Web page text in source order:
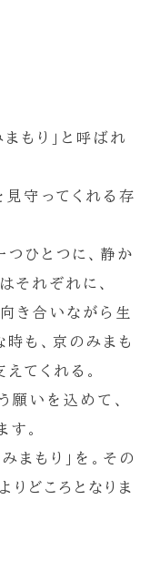
もり」と呼ばれ
守ってくれる存
ひとつに、静か
それぞれに、
き合いながら生
時も、京のみまも
てくれる。
願いを込めて、
。
まもり」を。その
どころとなりま